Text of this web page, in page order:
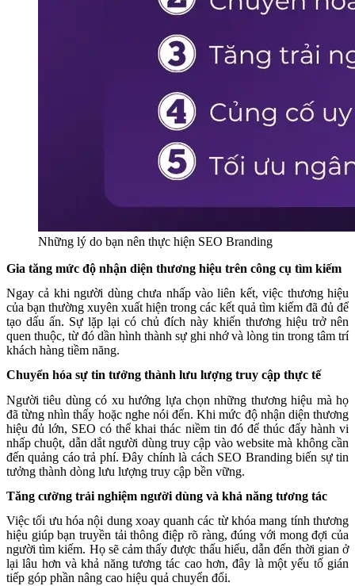
Những lý do bạn nên thực hiện SEO Branding
Gia tăng mức độ nhận diện thương hiệu trên công cụ tìm kiếm
Ngay cả khi người dùng chưa nhấp vào liên kết, việc thương hiệu
của bạn thường xuyên xuất hiện trong các kết quả tìm kiếm đã đủ để
tạo dấu ấn. Sự lặp lại có chủ đích này khiến thương hiệu trở nên
quen thuộc, từ đó dần hình thành sự ghi nhớ và lòng tin trong tâm trí
khách hàng tiềm năng.
Chuyển hóa sự tin tưởng thành lưu lượng truy cập thực tế
Người tiêu dùng có xu hướng lựa chọn những thương hiệu mà họ
đã từng nhìn thấy hoặc nghe nói đến. Khi mức độ nhận diện thương
hiệu đủ lớn, SEO có thể khai thác niềm tin đó để thúc đẩy hành vi
nhấp chuột, dẫn dắt người dùng truy cập vào website mà không cần
đến quảng cáo trả phí. Đây chính là cách SEO Branding biến sự tin
tưởng thành dòng lưu lượng truy cập bền vững.
Tăng cường trải nghiệm người dùng và khả năng tương tác
Việc tối ưu hóa nội dung xoay quanh các từ khóa mang tính thương
hiệu giúp bạn truyền tải thông điệp rõ ràng, đúng với mong đợi của
người tìm kiếm. Họ sẽ cảm thấy được thấu hiểu, dẫn đến thời gian ở
lại lâu hơn và khả năng tương tác cao hơn, đây là một yếu tố gián
tiếp góp phần nâng cao hiệu quả chuyển đổi.